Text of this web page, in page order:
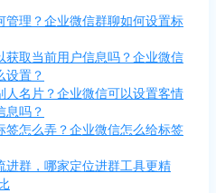
管理？企业微信群聊如何设置标
获取当前用户信息吗？企业微信
设置？
人名片？企业微信可以设置客情
息吗？
签怎么弄？企业微信怎么给标签
进群，哪家定位进群工具更精